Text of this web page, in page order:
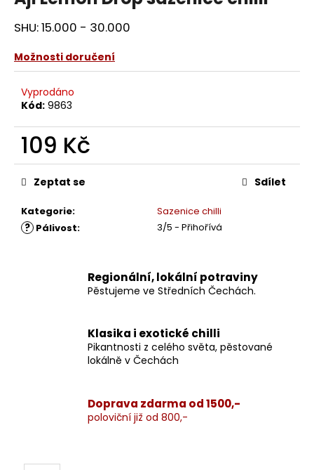
SHU: 15.000 - 30.000
Možnosti doručení
Vyprodáno
Kód: 9863
109 Kč
Měrná
cena:
Kategorie: Sazenice chilli
? Pálivost: 3/5 - Přihořívá
Zeptat se Sdílet
Regionální, lokální potraviny
Pěstujeme ve Středních Čechách.
Klasika i exotické chilli
Pikantnosti z celého světa, pěstované
lokálně v Čechách
Doprava zdarma od 1500,-
poloviční již od 800,-